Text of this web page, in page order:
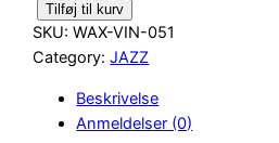
h
e
Tilføj til kurv
SKU: WAX-VIN-051
Category:JAZZ
Beskrivelse
Anmeldelser (0)